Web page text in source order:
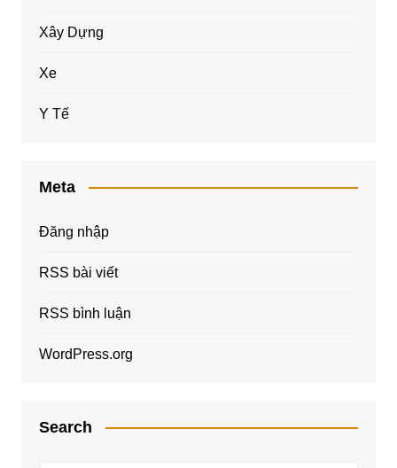
Xây Dựng
Xe
Y Tế
Meta
Đăng nhập
RSS bài viết
RSS bình luận
WordPress.org
Search